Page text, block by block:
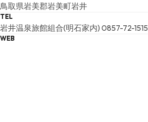
鳥取県岩美郡岩美町岩井
TEL
岩井温泉旅館組合(明石家内) 0857-72-1515
WEB